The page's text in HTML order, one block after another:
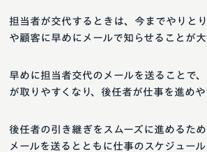
後任者の引き継ぎをスムーズに進めるた
メールを送るとともに仕事のスケジュー
早めに担当者交代のメールを送ることで
が取りやすくなり、後任者が仕事を進めや
担当者が交代するときは、今までやりと
や顧客に早めにメールで知らせることが大